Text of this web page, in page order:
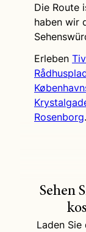
Die Route
haben wir
Erleben
Rosenborg.
Sehen
Laden